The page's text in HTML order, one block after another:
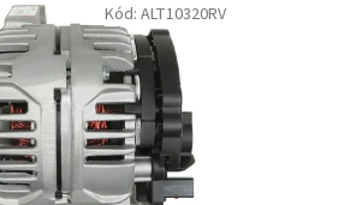
Kód: ALT10320RV